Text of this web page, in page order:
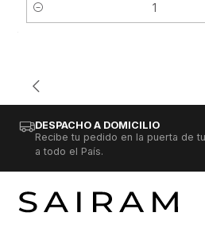
Cantidad
DESPACHO A DOMICILIO
Recibe tu pedido en la puerta de
a todo el País.